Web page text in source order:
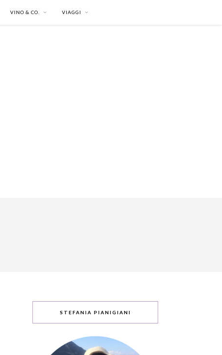
VINO & CO. VIAGGI
STEFANIA PIANIGIANI